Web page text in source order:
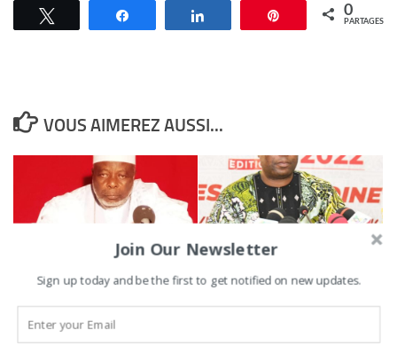
Épingle 0
PARTAGES
VOUS AIMEREZ AUSSI...
covid-19: Les places Idi
dimanche
Porto-Novo : le maire
Join Our Newsletter
Sign up today and be the first to get notified on new updates.